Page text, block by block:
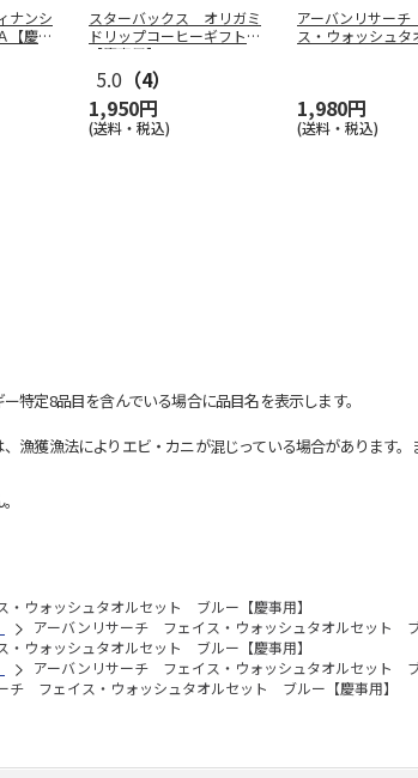
ナンシ
【慶事
スターバックス オリガミ
ドリップコーヒーギフトＢ
【慶事用】
5.0 （4）
1,950円
(送料・税込)
アーバンリサー
ス・ウォッシュタ
1,980円
(送料・税込)
定8品目を含んでいる場合に品目名を表示します。
獲漁法によりエビ・カニが混じっている場合があります
ウォッシュタオルセット ブルー【慶事用】
アーバンリサーチ フェイス・ウォッシュタオルセット ブ
ウォッシュタオルセット ブルー【慶事用】
アーバンリサーチ フェイス・ウォッシュタオルセット ブ
チ フェイス・ウォッシュタオルセット ブルー【慶事用】